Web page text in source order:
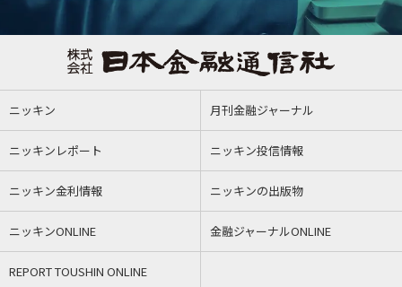
ニッキン 月刊金融ジャーナル
ニッキンレポート ニッキン投信情報
ニッキン金利情報 ニッキンの出版物
ニッキンONLINE 金融ジャーナルONLINE
REPORT TOUSHIN ONLINE